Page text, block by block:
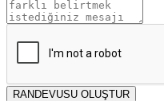
RANDEVUSU OLUŞTUR